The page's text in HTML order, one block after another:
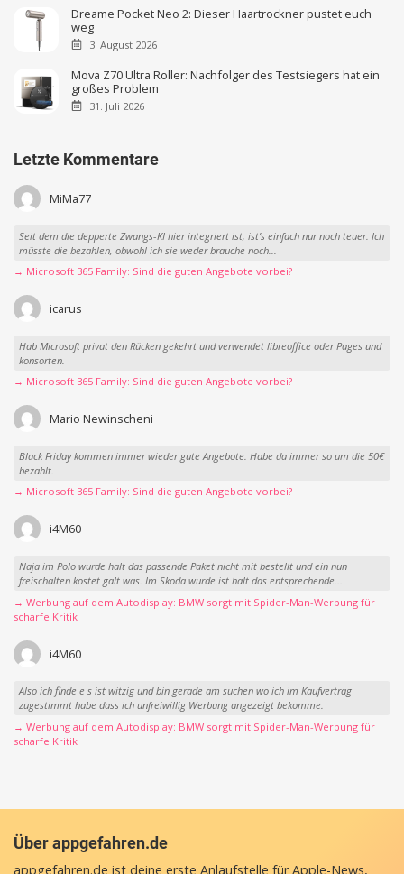
Dreame Pocket Neo 2: Dieser Haartrockner pustet euch
weg
3. August 2026
Mova Z70 Ultra Roller: Nachfolger des Testsiegers hat ein
großes Problem
31. Juli 2026
Letzte Kommentare
MiMa77
Seit dem die depperte Zwangs-KI hier integriert ist, ist’s einfach nur noch teuer. Ich
müsste die bezahlen, obwohl ich sie weder brauche noch...
→ Microsoft 365 Family: Sind die guten Angebote vorbei?
icarus
Hab Microsoft privat den Rücken gekehrt und verwendet libreoffice oder Pages und
konsorten.
→ Microsoft 365 Family: Sind die guten Angebote vorbei?
Mario Newinscheni
Black Friday kommen immer wieder gute Angebote. Habe da immer so um die 50€
bezahlt.
→ Microsoft 365 Family: Sind die guten Angebote vorbei?
i4M60
Naja im Polo wurde halt das passende Paket nicht mit bestellt und ein nun
freischalten kostet galt was. Im Skoda wurde ist halt das entsprechende...
→ Werbung auf dem Autodisplay: BMW sorgt mit Spider-Man-Werbung für
scharfe Kritik
i4M60
Also ich finde e s ist witzig und bin gerade am suchen wo ich im Kaufvertrag
zugestimmt habe dass ich unfreiwillig Werbung angezeigt bekomme.
→ Werbung auf dem Autodisplay: BMW sorgt mit Spider-Man-Werbung für
scharfe Kritik
Über appgefahren.de
appgefahren.de ist deine erste Anlaufstelle für Apple-News,